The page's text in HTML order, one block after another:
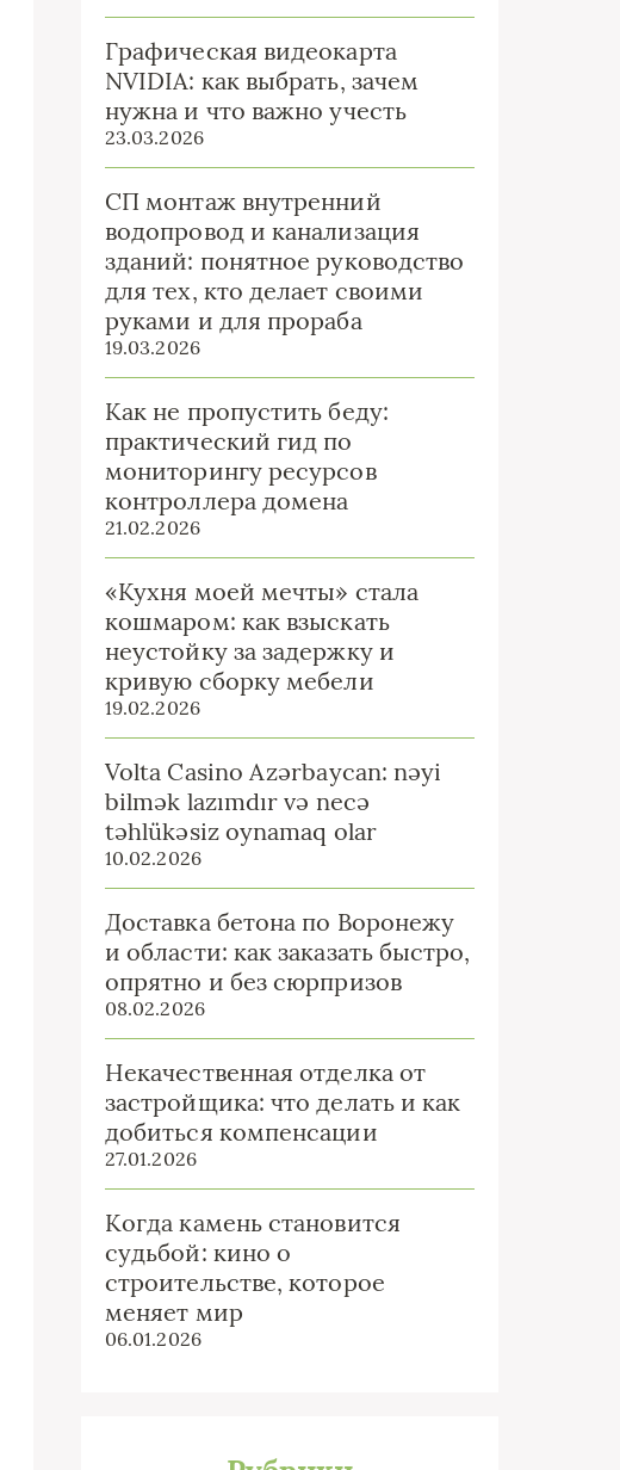
Графическая видеокарта
NVIDIA: как выбрать, зачем
нужна и что важно учесть
23.03.2026
СП монтаж внутренний
водопровод и канализация
зданий: понятное руководство
для тех, кто делает своими
руками и для прораба
19.03.2026
Как не пропустить беду:
практический гид по
мониторингу ресурсов
контроллера домена
21.02.2026
«Кухня моей мечты» стала
кошмаром: как взыскать
неустойку за задержку и
кривую сборку мебели
19.02.2026
Volta Casino Azərbaycan: nəyi
bilmək lazımdır və necə
təhlükəsiz oynamaq olar
10.02.2026
Доставка бетона по Воронежу
и области: как заказать быстро,
опрятно и без сюрпризов
08.02.2026
Некачественная отделка от
застройщика: что делать и как
добиться компенсации
27.01.2026
Когда камень становится
судьбой: кино о
строительстве, которое
меняет мир
06.01.2026